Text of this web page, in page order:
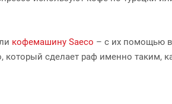
кофемашину Saeco – с их помощью
который сделает раф именно таким,